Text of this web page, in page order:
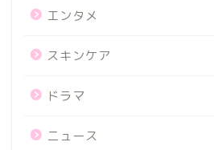
エンタメ
スキンケア
ドラマ
ニュース